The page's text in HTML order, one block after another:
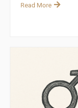
Read More